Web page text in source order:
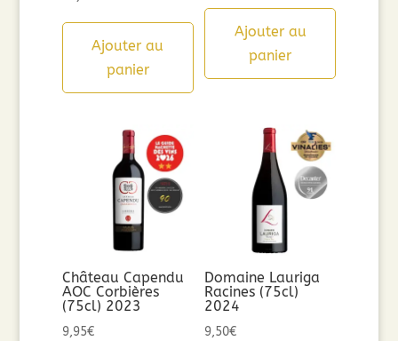
Ajouter au
panier
Ajouter au
panier
Château Capendu
AOC Corbières
(75cl) 2023
9,95€
Domaine Lauriga
Racines (75cl)
2024
9,50€